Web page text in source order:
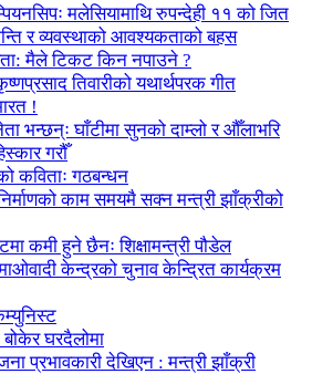
मलेसियामाथि रुपन्देही ११ को जित
र व्यवस्थाको आवश्यकताको बहस
मैले टिकट किन नपाउने ?
तिवारीको यथार्थपरक गीत
!
भन्छन्ः घाँटीमा सुनको दाम्लो र औँलाभरि
गरौँ
कविताः गठबन्धन
काम समयमै सक्न मन्त्री झाँक्रीको
कमी हुने छैनः शिक्षामन्त्री पौडेल
केन्द्रको चुनाव केन्द्रित कार्यक्रम
घरदैलोमा
प्रभावकारी देखिएन : मन्त्री झाँक्री